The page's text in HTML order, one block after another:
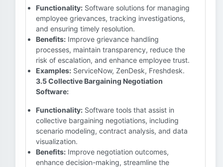
Functionality: Software solutions for managing
employee grievances, tracking investigations,
and ensuring timely resolution.
Benefits: Improve grievance handling
processes, maintain transparency, reduce the
risk of escalation, and enhance employee trust.
Examples: ServiceNow, ZenDesk, Freshdesk.
3.5 Collective Bargaining Negotiation
Software:
Functionality: Software tools that assist in
collective bargaining negotiations, including
scenario modeling, contract analysis, and data
visualization.
Benefits: Improve negotiation outcomes,
enhance decision-making, streamline the